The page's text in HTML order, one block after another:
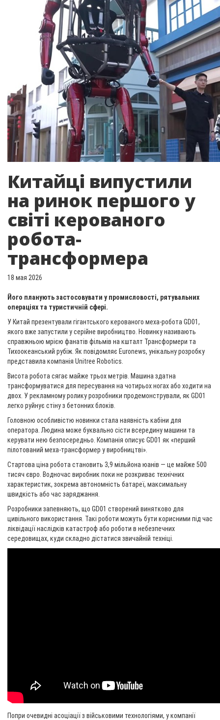
Китайці випустили
на ринок першого у
світі керованого
робота-
трансформера
18 мая 2026
Його планують застосовувати у промисловості, рятувальних
операціях та туристичній сфері.
У Китай презентували гігантського керованого меха-робота GD01,
якого вже запустили у серійне виробництво. Новинку називають
справжньою мрією фанатів фільмів на кшталт Трансформери та
Тихоокеанський рубіж. Як повідомляє Euronews, унікальну розробку
представила компанія Unitree Robotics.
Висота робота сягає майже трьох метрів. Машина здатна
трансформуватися для пересування на чотирьох ногах або ходити на
двох. У рекламному ролику розробники продемонстрували, як GD01
легко руйнує стіну з бетонних блоків.
Головною особливістю новинки стала наявність кабіни для
оператора. Людина може буквально сісти всередину машини та
керувати нею безпосередньо. Компанія описує GD01 як «перший
пілотований меха-трансформер у виробництві».
Стартова ціна робота становить 3,9 мільйона юанів — це майже 500
тисяч євро. Водночас виробник поки не розкриває технічних
характеристик, зокрема автономність батареї, максимальну
швидкість або час заряджання.
Розробники запевняють, що GD01 створений винятково для
цивільного використання. Такі роботи можуть бути корисними під час
ліквідації наслідків катастроф або роботи в небезпечних
середовищах, куди складно дістатися звичайній техніці.
Попри очевидні асоціації з військовими технологіями, у компанії